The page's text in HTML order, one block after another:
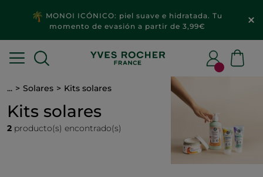
MONOI ICÓNICO: piel suave e hidratada. Tu
momento de evasión a partir de 3,99€
... Solares Kits solares
Kits solares
2 producto(s) encontrado(s)